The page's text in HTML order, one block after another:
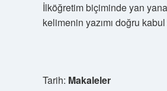
İlköğretim biçiminde yan yana
kelimenin yazımı doğru
Tarih: Makaleler